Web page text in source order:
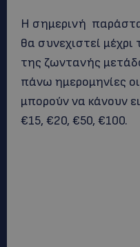
Η σημερινή
θα συνεχιστεί μέχρι
της ζωντανής
πάνω ημερομηνίες
μπορούν να κάνουν
€15, €20, €50, €100.